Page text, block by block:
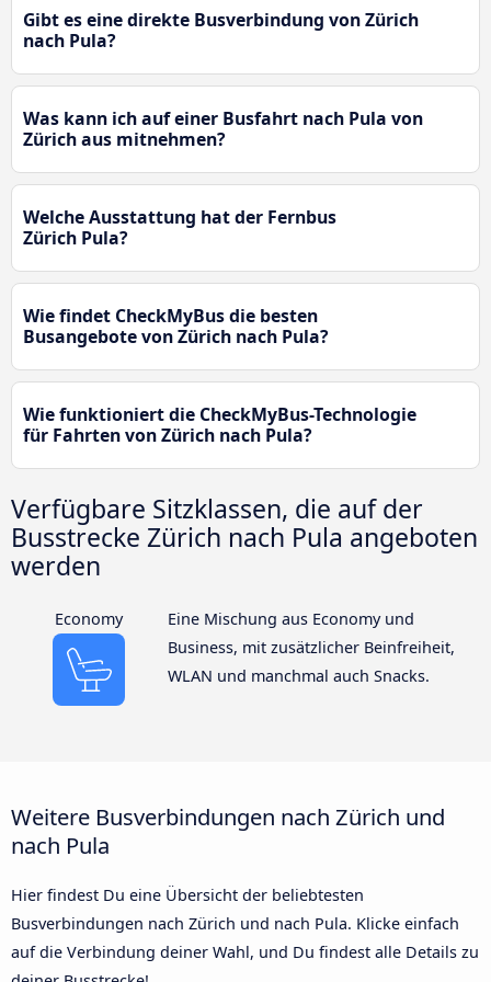
Gibt es eine direkte Busverbindung von Zürich
nach Pula?
Was kann ich auf einer Busfahrt nach Pula von
Zürich aus mitnehmen?
Welche Ausstattung hat der Fernbus
Zürich Pula?
Wie findet CheckMyBus die besten
Busangebote von Zürich nach Pula?
Wie funktioniert die CheckMyBus-Technologie
für Fahrten von Zürich nach Pula?
Verfügbare Sitzklassen, die auf der
Busstrecke Zürich nach Pula angeboten
werden
Economy
Eine Mischung aus Economy und
Business, mit zusätzlicher Beinfreiheit,
WLAN und manchmal auch Snacks.
Weitere Busverbindungen nach Zürich und
nach Pula
Hier findest Du eine Übersicht der beliebtesten
Busverbindungen nach Zürich und nach Pula. Klicke einfach
auf die Verbindung deiner Wahl, und Du findest alle Details zu